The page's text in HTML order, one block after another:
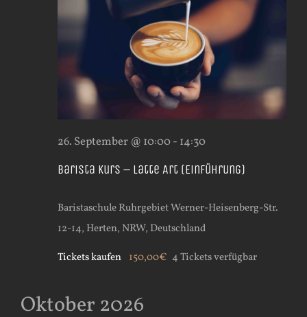
Barista Kurs – Latte Art (Einführung)
26. September @ 10:00- 14:30
Baristaschule RuhrgebietWerner-Heisenberg-Str.
12-14, Herten, NRW, Deutschland
Tickets kaufen 150,00€ 4 Tickets verfügbar
Oktober 2026